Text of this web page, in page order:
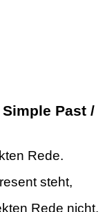
Past /
Rede.
steht,
Rede nicht.